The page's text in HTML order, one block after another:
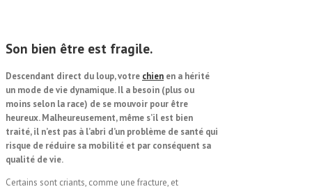
Son bien être est fragile.
Descendant direct du loup, votre chien en a hérité
un mode de vie dynamique. Il a besoin (plus ou
moins selon la race) de se mouvoir pour être
heureux. Malheureusement, même s’il est bien
traité, il n’est pas à l’abri d’un problème de santé qui
risque de réduire sa mobilité et par conséquent sa
qualité de vie.
Certains sont criants, comme une fracture, et